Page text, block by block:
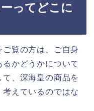
ってどこに
覧の方は、ご自身
かどうかについて
、深海皇の商品を
えているのではな